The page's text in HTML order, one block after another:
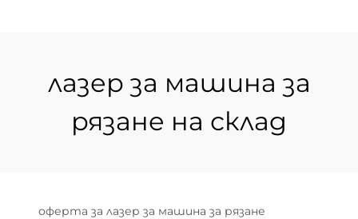
лазер за машина за
рязане на склад
оферта за лазер за машина за рязане